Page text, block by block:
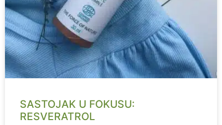
SASTOJAK U FOKUSU:
RESVERATROL